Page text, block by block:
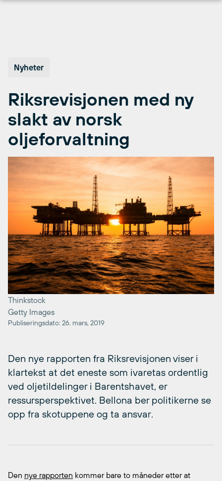
Nyheter
Riksrevisjonen med ny
slakt av norsk
oljeforvaltning
Thinkstock
Getty Images
Publiseringsdato: 26. mars, 2019
Den nye rapporten fra Riksrevisjonen viser i
klartekst at det eneste som ivaretas ordentlig
ved oljetildelinger i Barentshavet, er
ressursperspektivet. Bellona ber politikerne se
opp fra skotuppene og ta ansvar.
Den nye rapporten kommer bare to måneder etter at